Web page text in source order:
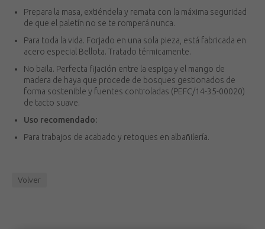
Prepara la masa, extiéndela y remata con la máxima seguridad
de que el paletín no se te romperá nunca.
Para toda la vida. Forjado en una sola pieza, está fabricada en
acero especial Bellota. Tratado térmicamente.
No baila. Perfecta fijación entre la espiga y el mango de
madera de haya que procede de bosques gestionados de
forma sostenible y fuentes controladas (PEFC/14-35-00020)
de tacto suave.
Uso recomendado:
Para trabajos de acabado y retoques en albañilería.
Volver